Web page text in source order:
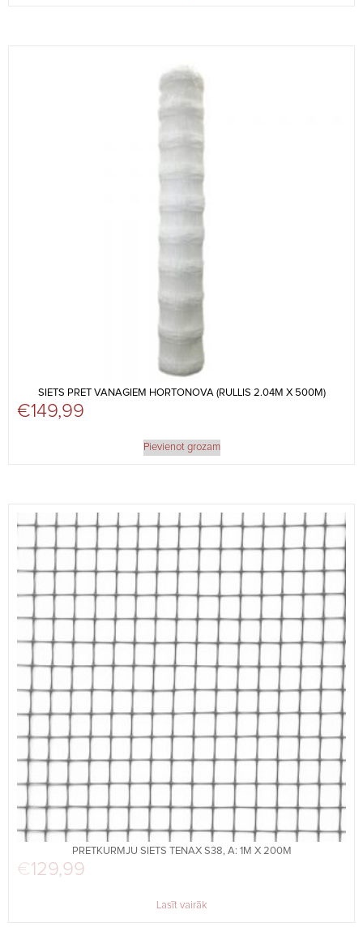
SIETS PRET VANAGIEM HORTONOVA (RULLIS 2.04M X 500M)
€149,99
Pievienot grozam
PRETKURMJU SIETS TENAX S38, A: 1M X 200M
€129,99
Lasīt vairāk